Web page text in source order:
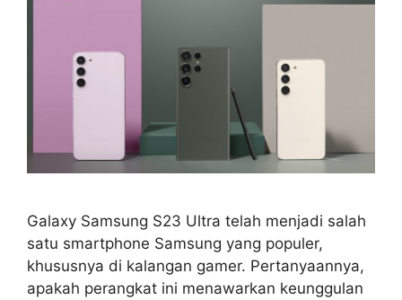
Galaxy Samsung S23 Ultra telah menjadi salah
satu smartphone Samsung yang populer,
khususnya di kalangan gamer. Pertanyaannya,
apakah perangkat ini menawarkan keunggulan